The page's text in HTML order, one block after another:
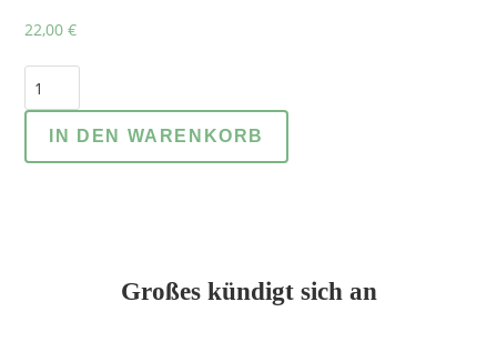
22,00€
CDs:
"Fragestunde
mit
IN DEN WARENKORB
Großes kündigt sich an